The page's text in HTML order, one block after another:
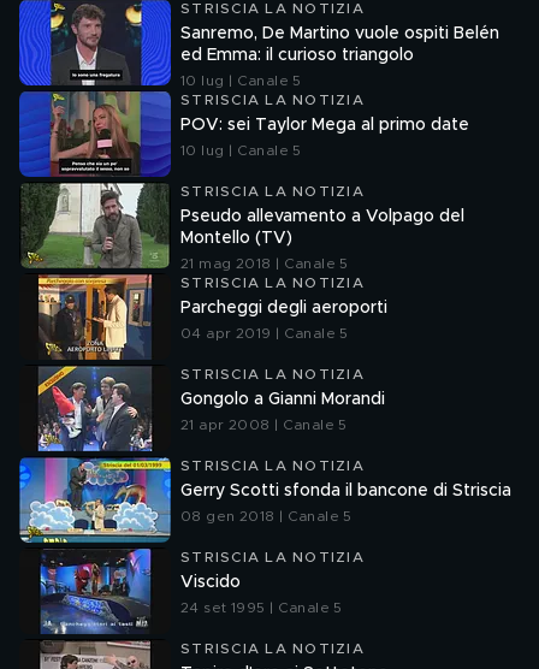
STRISCIA LA NOTIZIA
Sanremo, De Martino vuole ospiti Belén
ed Emma: il curioso triangolo
10 lug | Canale 5
STRISCIA LA NOTIZIA
POV: sei Taylor Mega al primo date
10 lug | Canale 5
STRISCIA LA NOTIZIA
Pseudo allevamento a Volpago del
Montello (TV)
21 mag 2018 | Canale 5
STRISCIA LA NOTIZIA
Parcheggi degli aeroporti
04 apr 2019 | Canale 5
STRISCIA LA NOTIZIA
Gongolo a Gianni Morandi
21 apr 2008 | Canale 5
STRISCIA LA NOTIZIA
Gerry Scotti sfonda il bancone di Striscia
08 gen 2018 | Canale 5
STRISCIA LA NOTIZIA
Viscido
24 set 1995 | Canale 5
STRISCIA LA NOTIZIA